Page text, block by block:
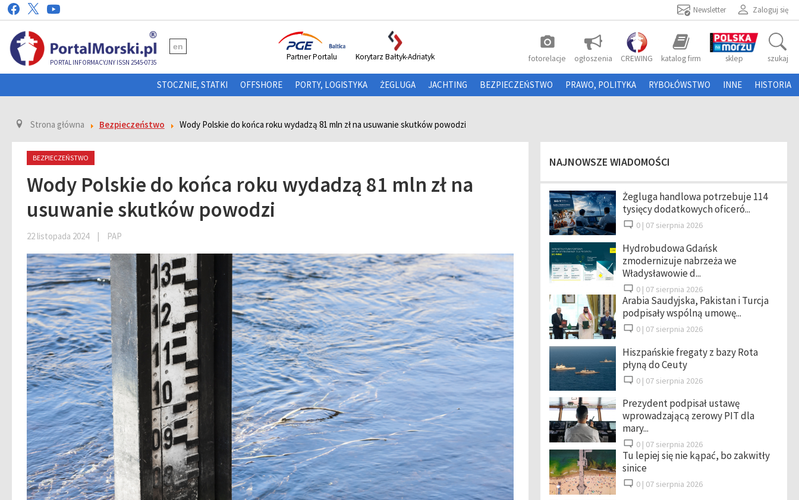
Zaloguj się
Newsletter
PORTAL INFORMACYJNY ISSN 2545-0735
en photo_camera
fotorelacje ogłoszenia CREWING katalog firm sklep szukaj
Partner Portalu Korytarz Bałtyk-Adriatyk
STOCZNIE, STATKI OFFSHORE PORTY, LOGISTYKA ŻEGLUGA JACHTING BEZPIECZEŃSTWO PRAWO, POLITYKA RYBOŁÓWSTWO INNE HISTORIA
Strona główna Bezpieczeństwo Wody Polskie do końca roku wydadzą 81 mln zł na usuwanie skutków powodzi
BEZPIECZEŃSTWO
Wody Polskie do końca roku wydadzą 81 mln zł na
usuwanie skutków powodzi
22 listopada 2024 | PAP
NAJNOWSZE WIADOMOŚCI
Żegluga handlowa potrzebuje 114
tysięcy dodatkowych oficeró...
0 | 07 sierpnia 2026
Hydrobudowa Gdańsk
zmodernizuje nabrzeża we
Władysławowie d...
0 | 07 sierpnia 2026
Arabia Saudyjska, Pakistan i Turcja
podpisały wspólną umowę...
0 | 07 sierpnia 2026
Hiszpańskie fregaty z bazy Rota
płyną do Ceuty
0 | 07 sierpnia 2026
Prezydent podpisał ustawę
wprowadzającą zerowy PIT dla
mary...
0 | 07 sierpnia 2026
Tu lepiej się nie kąpać, bo zakwitły
sinice
0 | 07 sierpnia 2026